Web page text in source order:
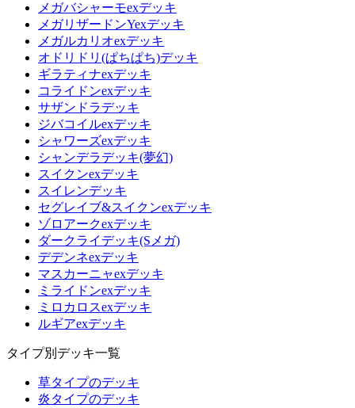
メガバシャーモexデッキ
メガリザードンYexデッキ
メガルカリオexデッキ
オドリドリ(ぱちぱち)デッキ
ギラティナexデッキ
コライドンexデッキ
サザンドラデッキ
ジバコイルexデッキ
シャワーズexデッキ
シャンデラデッキ(夢幻)
スイクンexデッキ
スイレンデッキ
セグレイブ&スイクンexデッキ
ゾロアークexデッキ
ダークライデッキ(Sメガ)
デデンネexデッキ
マスカーニャexデッキ
ミライドンexデッキ
ミロカロスexデッキ
ルギアexデッキ
タイプ別デッキ一覧
草タイプのデッキ
炎タイプのデッキ